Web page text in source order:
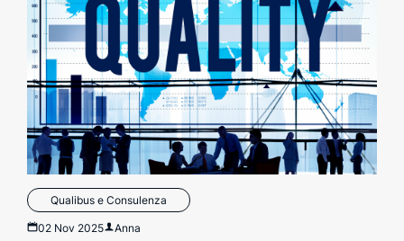
Qualibus e Consulenza
02 Nov 2025 Anna